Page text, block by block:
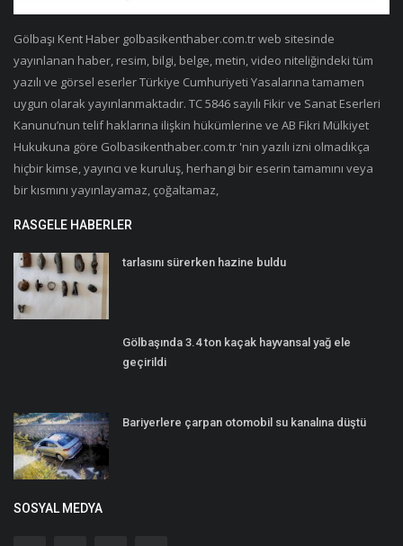
Gölbaşı Kent Haber golbasikenthaber.com.tr web sitesinde
yayınlanan haber, resim, bilgi, belge, metin, video niteliğindeki tüm
yazılı ve görsel eserler Türkiye Cumhuriyeti Yasalarına tamamen
uygun olarak yayınlanmaktadır. TC 5846 sayılı Fikir ve Sanat Eserleri
Kanunu’nun telif haklarına ilişkin hükümlerine ve AB Fikri Mülkiyet
Hukukuna göre Golbasikenthaber.com.tr 'nin yazılı izni olmadıkça
hiçbir kimse, yayıncı ve kuruluş, herhangi bir eserin tamamını veya
bir kısmını yayınlayamaz, çoğaltamaz,
RASGELE HABERLER
tarlasını sürerken hazine buldu
Gölbaşında 3.4 ton kaçak hayvansal yağ ele
geçirildi
Bariyerlere çarpan otomobil su kanalına düştü
SOSYAL MEDYA